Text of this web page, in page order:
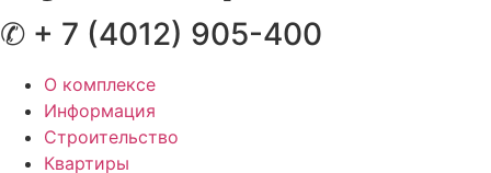
✆ + 7 (4012) 905-400
О комплексе
Информация
Строительство
Квартиры